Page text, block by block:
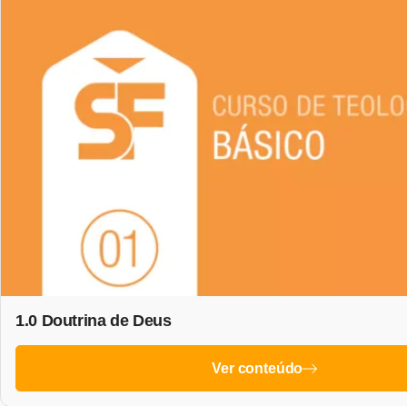
1.0 Doutrina de Deus
Ver conteúdo